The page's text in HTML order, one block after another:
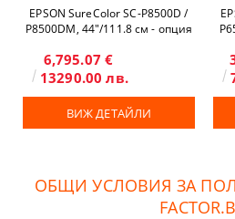
EPSON SureColor SC-P8500D /
P8500DM, 44"/111.8 см - опция
6,795.07 €
13290.00 лв.
ВИЖ ДЕТАЙЛИ
ОБЩИ УСЛОВИЯ ЗА